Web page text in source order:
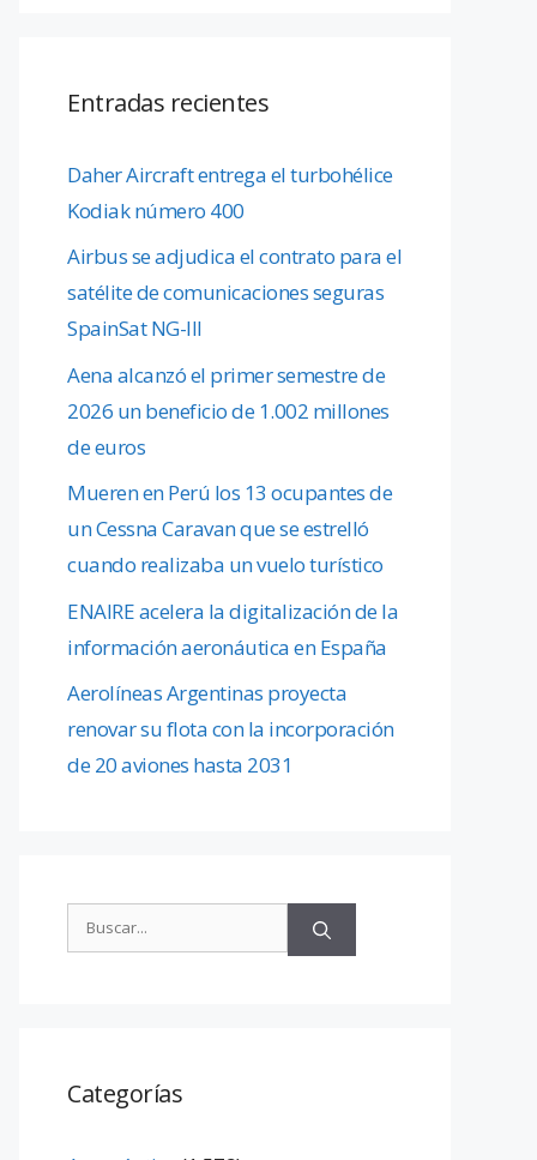
Entradas recientes
Daher Aircraft entrega el turbohélice
Kodiak número 400
Airbus se adjudica el contrato para el
satélite de comunicaciones seguras
SpainSat NG-III
Aena alcanzó el primer semestre de
2026 un beneficio de 1.002 millones
de euros
Mueren en Perú los 13 ocupantes de
un Cessna Caravan que se estrelló
cuando realizaba un vuelo turístico
ENAIRE acelera la digitalización de la
información aeronáutica en España
Aerolíneas Argentinas proyecta
renovar su flota con la incorporación
de 20 aviones hasta 2031
Categorías